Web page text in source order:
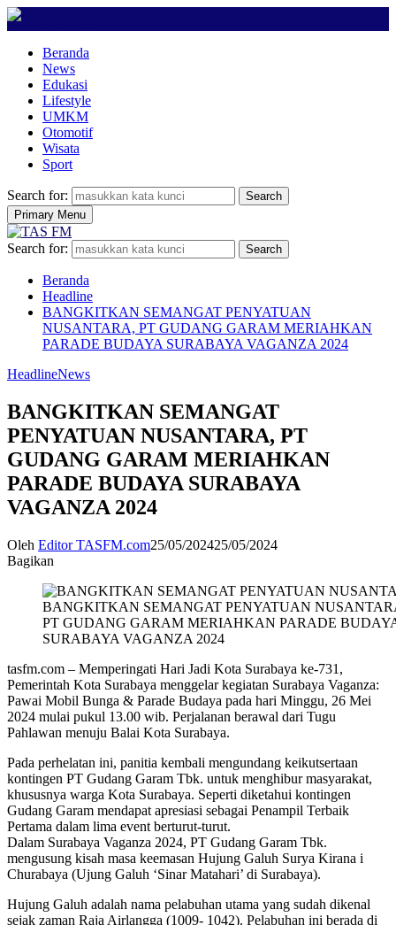
Beranda
News
Edukasi
Lifestyle
UMKM
Otomotif
Wisata
Sport
Search for:
Search
Primary Menu
Search for: Search
Beranda
Headline
BANGKITKAN SEMANGAT PENYATUAN
NUSANTARA, PT GUDANG GARAM MERIAHKAN
PARADE BUDAYA SURABAYA VAGANZA 2024
HeadlineNews
BANGKITKAN SEMANGAT
PENYATUAN NUSANTARA, PT
GUDANG GARAM MERIAHKAN
PARADE BUDAYA SURABAYA
VAGANZA 2024
Oleh Editor TASFM.com25/05/202425/05/2024
Bagikan
BANGKITKAN SEMANGAT PENYATUAN
PT GUDANG GARAM MERIAHKAN PARADE
SURABAYA VAGANZA 2024
tasfm.com – Memperingati Hari Jadi Kota Surabaya ke-731,
Pemerintah Kota Surabaya menggelar kegiatan Surabaya Vaganza:
Pawai Mobil Bunga & Parade Budaya pada hari Minggu, 26 Mei
2024 mulai pukul 13.00 wib. Perjalanan berawal dari Tugu
Pahlawan menuju Balai Kota Surabaya.
Pada perhelatan ini, panitia kembali mengundang keikutsertaan
kontingen PT Gudang Garam Tbk. untuk menghibur masyarakat,
khususnya warga Kota Surabaya. Seperti diketahui kontingen
Gudang Garam mendapat apresiasi sebagai Penampil Terbaik
Pertama dalam lima event berturut-turut.
Dalam Surabaya Vaganza 2024, PT Gudang Garam Tbk.
mengusung kisah masa keemasan Hujung Galuh Surya Kirana i
Churabaya (Ujung Galuh ‘Sinar Matahari’ di Surabaya).
Hujung Galuh adalah nama pelabuhan utama yang sudah dikenal
sejak zaman Raja Airlangga (1009- 1042). Pelabuhan ini berada di